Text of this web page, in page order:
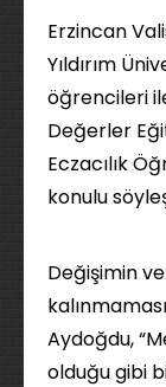
Erzincan
Yıldırım
öğrencileri
Değerler
Eczacılık
konulu
Değişimin
Aydoğdu,
olduğu gibi